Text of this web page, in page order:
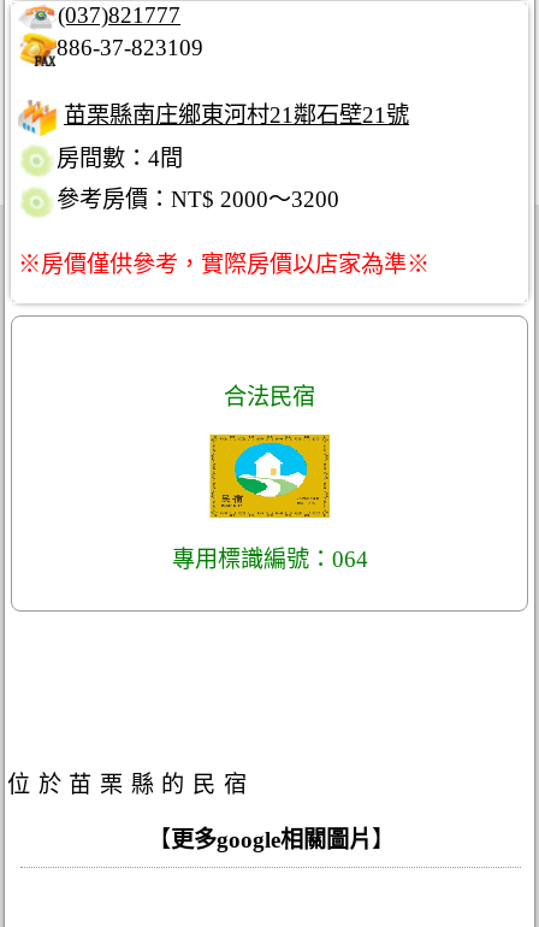
(037)821777
886-37-823109
苗栗縣南庄鄉東河村21鄰石壁21號
房間數：4間
參考房價：NT$ 2000～3200
※房價僅供參考，實際房價以店家為準※
合法民宿
專用標識編號：064
位於苗栗縣的民宿
【更多google相關圖片 】